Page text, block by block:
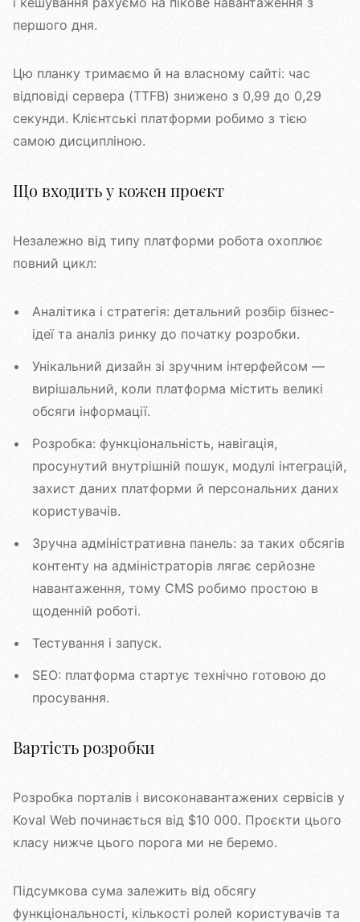
першого дня.
Цю планку тримаємо й на власному сайті: час
відповіді сервера (TTFB) знижено з 0,99 до 0,29
секунди. Клієнтські платформи робимо з тією
самою дисципліною.
Що входить у кожен проєкт
Незалежно від типу платформи робота охоплює
повний цикл:
Аналітика і стратегія: детальний розбір бізнес-
ідеї та аналіз ринку до початку розробки.
Унікальний дизайн зі зручним інтерфейсом —
вирішальний, коли платформа містить великі
обсяги інформації.
Розробка: функціональність, навігація,
просунутий внутрішній пошук, модулі інтеграцій,
захист даних платформи й персональних даних
користувачів.
Зручна адміністративна панель: за таких обсягів
контенту на адміністраторів лягає серйозне
навантаження, тому CMS робимо простою в
щоденній роботі.
Тестування і запуск.
SEO: платформа стартує технічно готовою до
просування.
Вартість розробки
Розробка порталів і високонавантажених сервісів у
Koval Web починається від $10 000. Проєкти цього
класу нижче цього порога ми не беремо.
Підсумкова сума залежить від обсягу
функціональності, кількості ролей користувачів та